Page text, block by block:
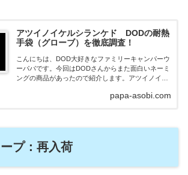
アツイノイケルシランケド DODの耐熱
手袋（グローブ）を徹底調査！
こんにちは、DOD大好きなファミリーキャンパーウ
ーパパです。今回はDODさんからまた面白いネーミ
ングの商品があったので紹介します。アツイノイケ
DOD※2021年1月5日再販してます！大阪市の東大
papa-asobi.com
プ：再入荷